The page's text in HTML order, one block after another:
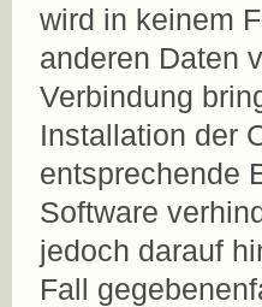
wird in keinem
anderen Daten
Verbindung
Installation der
entsprechende
Software
jedoch darauf
Fall